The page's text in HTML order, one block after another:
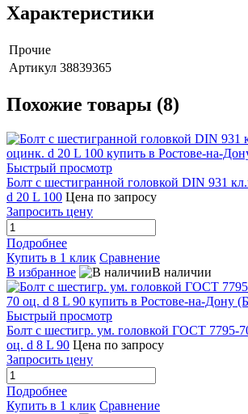
Характеристики
Прочие
Артикул 38839365
Похожие товары (8)
Быстрый просмотр
Болт с шестигранной головкой DIN 931
d 20 L 100 Цена по запросу
Запросить цену
Подробнее
Купить в 1 клик Сравнение
В избранное
В наличии
Быстрый просмотр
Болт с шестигр. ум. головкой ГОСТ 7795-
оц. d 8 L 90 Цена по запросу
Запросить цену
Подробнее
Купить в 1 клик Сравнение